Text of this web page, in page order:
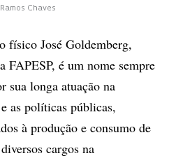
Chaves
físico José Goldemberg,
FAPESP, é um nome sempre
sua longa atuação na
as políticas públicas,
à produção e consumo de
cargos na